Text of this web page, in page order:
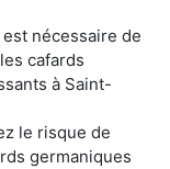
nécessaire de
cafards
à Saint-
le risque de
germaniques